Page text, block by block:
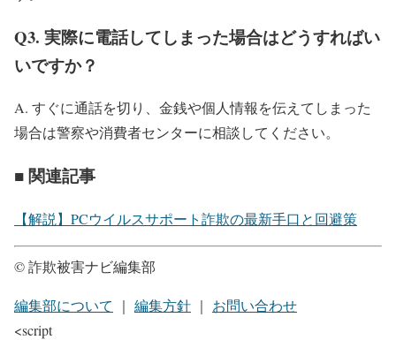
Q3. 実際に電話してしまった場合はどうすればい
いですか？
A. すぐに通話を切り、金銭や個人情報を伝えてしまった
場合は警察や消費者センターに相談してください。
■ 関連記事
【解説】PCウイルスサポート詐欺の最新手口と回避策
© 詐欺被害ナビ編集部
編集部について ｜ 編集方針 ｜ お問い合わせ
<script